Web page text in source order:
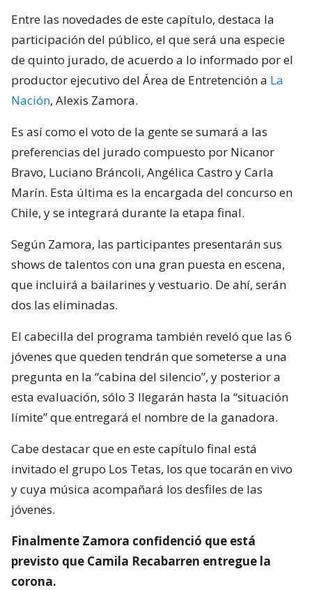
Entre las novedades de este capítulo, destaca la
participación del público, el que será una especie
de quinto jurado, de acuerdo a lo informado por el
productor ejecutivo del Área de Entretención a La
Nación, Alexis Zamora.
Es así como el voto de la gente se sumará a las
preferencias del jurado compuesto por Nicanor
Bravo, Luciano Bráncoli, Angélica Castro y Carla
Marín. Esta última es la encargada del concurso en
Chile, y se integrará durante la etapa final.
Según Zamora, las participantes presentarán sus
shows de talentos con una gran puesta en escena,
que incluirá a bailarines y vestuario. De ahí, serán
dos las eliminadas.
El cabecilla del programa también reveló que las 6
jóvenes que queden tendrán que someterse a una
pregunta en la “cabina del silencio”, y posterior a
esta evaluación, sólo 3 llegarán hasta la “situación
límite” que entregará el nombre de la ganadora.
Cabe destacar que en este capítulo final está
invitado el grupo Los Tetas, los que tocarán en vivo
y cuya música acompañará los desfiles de las
jóvenes.
Finalmente Zamora confidenció que está
previsto que Camila Recabarren entregue la
corona.